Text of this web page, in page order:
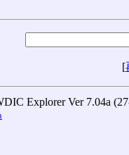
[
Explorer Ver 7.04a